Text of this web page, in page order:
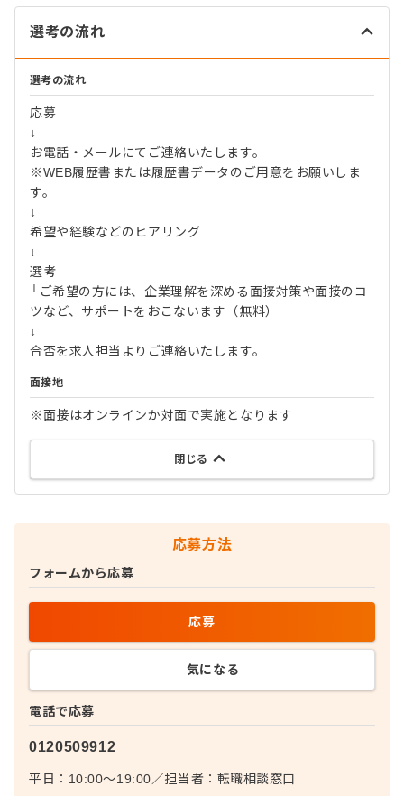
選考の流れ
選考の流れ
応募
↓
お電話・メールにてご連絡いたします。
※WEB履歴書または履歴書データのご用意をお願いしま
す。
↓
希望や経験などのヒアリング
↓
選考
└ご希望の方には、企業理解を深める面接対策や面接のコ
ツなど、サポートをおこないます（無料）
↓
合否を求人担当よりご連絡いたします。
面接地
※面接はオンラインか対面で実施となります
閉じる
応募方法
電話で応募
0120509912
平日：10:00〜19:00／担当者： 転職相談窓口
フォームから応募
応募
気になる